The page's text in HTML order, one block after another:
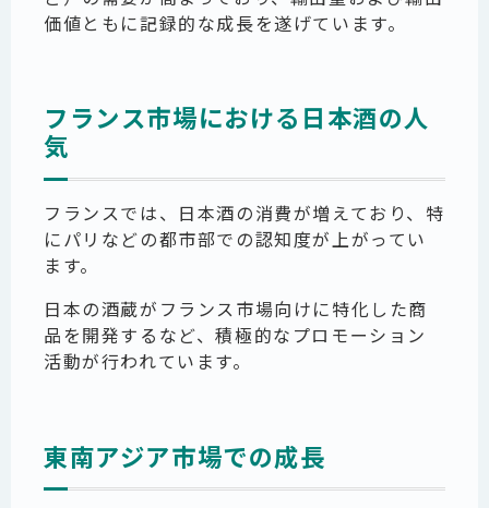
価値ともに記録的な成長を遂げています。
フランス市場における日本酒の人
気
フランスでは、日本酒の消費が増えており、特
にパリなどの都市部での認知度が上がってい
ます。
日本の酒蔵がフランス市場向けに特化した商
品を開発するなど、積極的なプロモーション
活動が行われています。
東南アジア市場での成長